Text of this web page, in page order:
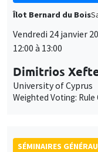
Îlot Bernard du Bois
Vendredi 24 janvier
12:00 à 13:00
Dimitrios
University of Cyprus
Weighted Voting:
SÉMINAIRES